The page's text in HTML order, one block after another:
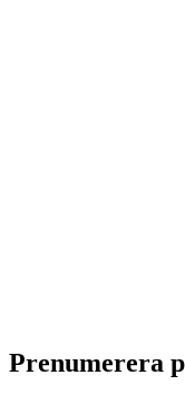
Prenumerera